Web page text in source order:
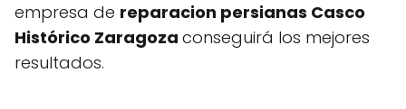
empresa de reparacion persianas Casco
Histórico Zaragoza conseguirá los mejores
resultados.